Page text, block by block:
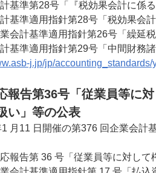
基準第28号「『税効果会計に係
基準適用指針第28号「税効果会
会計基準適用指針第26号「繰延
基準適用指針第29号「中間財務
j.jp/jp/
報告第36号「従業員等に
い」等の公表
月11 日開催の第376 回企業会計
報告第 36 号「従業員等に対し